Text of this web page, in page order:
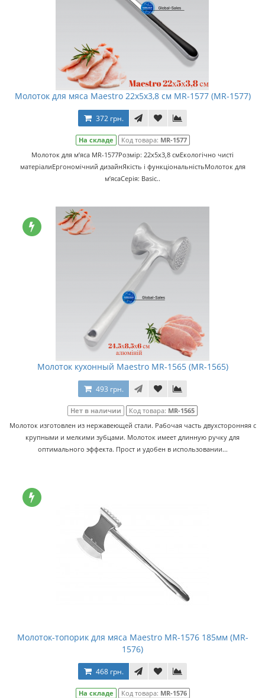
Молоток для мяса Maestro 22х5х3,8 см MR-1577 (MR-1577)
372 грн.
На складе Код товара: MR-1577
Молоток для м’яса MR-1577Розмір: 22х5х3,8 смЕкологічно чисті
матеріалиЕргономічний дизайнЯкість і функціональністьМолоток для
м’ясаСерія: Basic..
Молоток кухонный Maestro MR-1565 (MR-1565)
493 грн.
Нет в наличии Код товара: MR-1565
Молоток изготовлен из нержавеющей стали. Рабочая часть двухсторонняя с
крупными и мелкими зубцами. Молоток имеет длинную ручку для
оптимального эффекта. Прост и удобен в использовании...
Молоток-топорик для мяса Maestro MR-1576 185мм (MR-
1576)
468 грн.
На складе Код товара: MR-1576